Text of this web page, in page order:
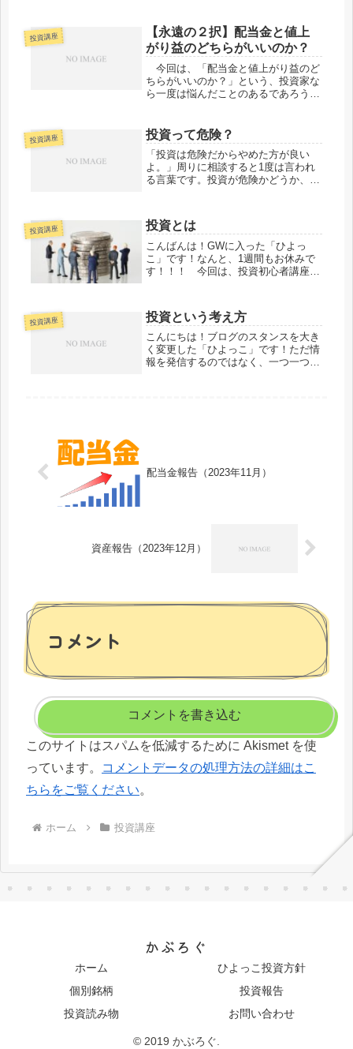
けて書いている記事です。誤解しやす
い配当金についての情報をお届けしま
す...
投資講座
【永遠の２択】配当金と値上
がり益のどちらがいいのか？
今回は、「配当金と値上がり益のど
ちらがいいのか？」という、投資家な
ら一度は悩んだことのあるであろうテ
ば幸いです。
投資講座 投資って危険？
「投資は危険だからやめた方が良い
よ。」周りに相談すると1度は言われ
る言葉です。投資が危険かどうか、一
投資講座 投資とは
こんばんは！GWに入った「ひよっ
こ」です！なんと、1週間もお休みで
す！！！ 今回は、投資初心者講座第
ます。私が親族や友人に金融講座をす
る中で、投資についてどんな考えを持
ってい...
投資講座 投資という考え方
こんにちは！ブログのスタンスを大き
く変更した「ひよっこ」です！ただ情
報を発信するのではなく、一つ一つの
配当金報告（2023年11月）
資産報告（2023年12月）
コメント
コメントを書き込む
このサイトはスパムを低減するために Akismet を使
っています。
コメントデータの処理方法の詳細はこ
ちらをご覧ください。
ホーム 投資講座
かぶろぐ
ホーム
ひよっこ投資方針
個別銘柄
投資報告
投資読み物
お問い合わせ
© 2019 かぶろぐ.